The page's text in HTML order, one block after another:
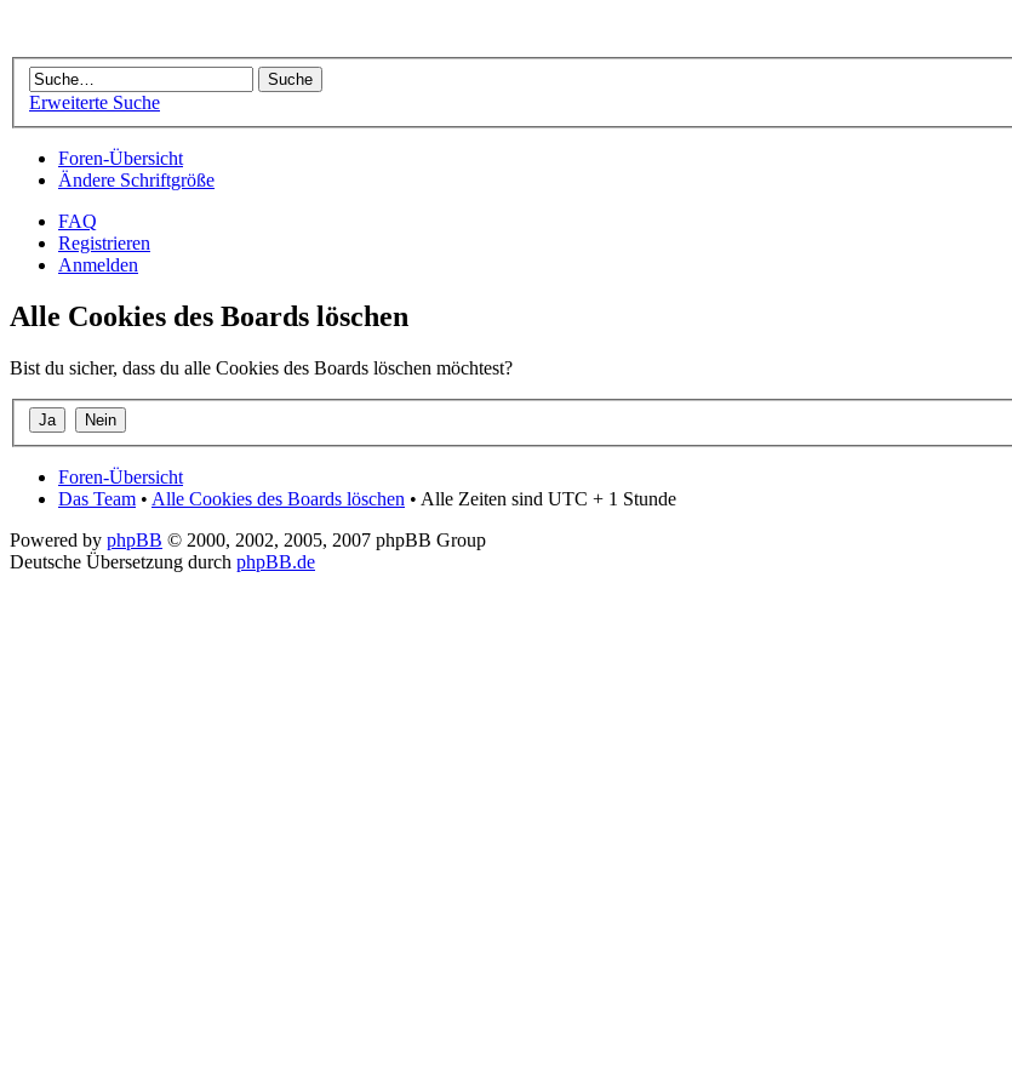
Erweiterte Suche
Foren-Übersicht
Ändere Schriftgröße
FAQ
Registrieren
Anmelden
Alle Cookies des Boards löschen
Bist du sicher, dass du alle Cookies des Boards löschen möchtest?
Foren-Übersicht
Das Team • Alle Cookies des Boards löschen • Alle Zeiten sind UTC + 1 Stunde
Powered by phpBB © 2000, 2002, 2005, 2007 phpBB Group
Deutsche Übersetzung durch phpBB.de